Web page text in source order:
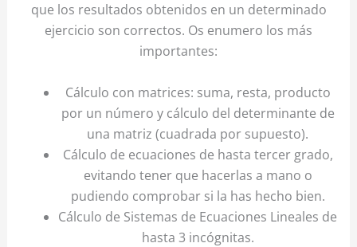
que los resultados obtenidos en un determinado
ejercicio son correctos. Os enumero los más
importantes:
Cálculo con matrices: suma, resta, producto
por un número y cálculo del determinante de
una matriz (cuadrada por supuesto).
Cálculo de ecuaciones de hasta tercer grado,
evitando tener que hacerlas a mano o
pudiendo comprobar si la has hecho bien.
Cálculo de Sistemas de Ecuaciones Lineales de
hasta 3 incógnitas.